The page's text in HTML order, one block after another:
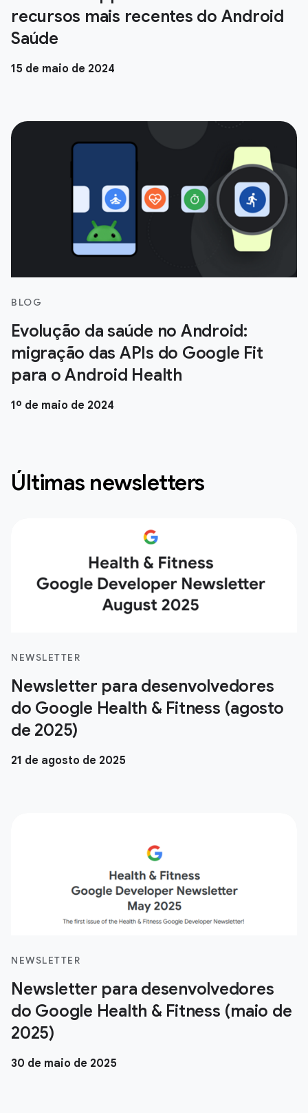
recursos mais recentes do Android
Saúde
15 de maio de 2024
BLOG
Evolução da saúde no Android:
migração das APIs do Google Fit
para o Android Health
1º de maio de 2024
Últimas newsletters
NEWSLETTER
Newsletter para desenvolvedores
do Google Health & Fitness (agosto
de 2025)
21 de agosto de 2025
NEWSLETTER
Newsletter para desenvolvedores
do Google Health & Fitness (maio de
2025)
30 de maio de 2025